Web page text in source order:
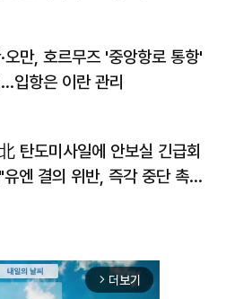
오만, 호르무즈 '중앙항로 통항'
입항은 이란 관리
탄도미사일에 안보실 긴급회
엔 결의 위반, 즉각 중단 촉
arrow_forward_ios 더보기